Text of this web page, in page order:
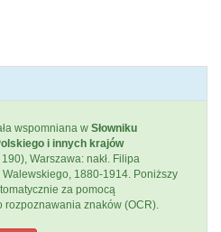
wspomniana w Słowniku
i innych krajów
Warszawa: nakł. Filipa
Walewskiego, 1880-1914. Poniższy
za pomocą
znaków (OCR).